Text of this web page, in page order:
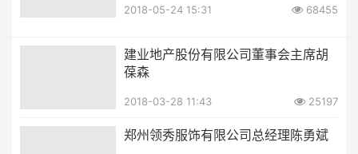
2018-05-24 15:31 68455
建业地产股份有限公司董事会主席胡
葆森
2018-03-28 11:43 25197
郑州领秀服饰有限公司总经理陈勇斌